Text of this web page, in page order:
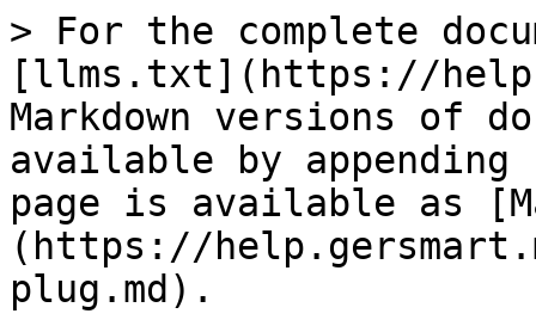
> For the complete
[llms.txt](https://
Markdown versions of
available by
page is available as
(https://
plug.md).